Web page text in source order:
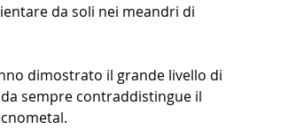
da soli nei meandri di
dimostrato il grande livello di
sempre contraddistingue il